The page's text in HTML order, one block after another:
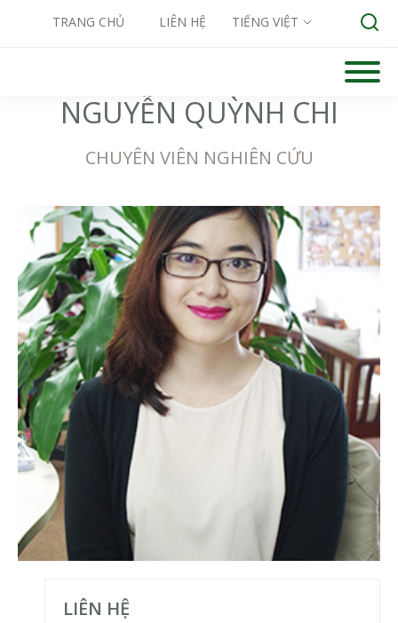
TRANG CHỦ LIÊN HỆ TIẾNG VIỆT
NGUYỄN QUỲNH CHI
CHUYÊN VIÊN NGHIÊN CỨU
LIÊN HỆ